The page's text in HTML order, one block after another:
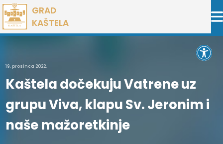
Preskoči
na
sadržaj
GRAD
KAŠTELA
19. prosinca 2022.
Kaštela dočekuju Vatrene uz
grupu Viva, klapu Sv. Jeronim i
naše mažoretkinje